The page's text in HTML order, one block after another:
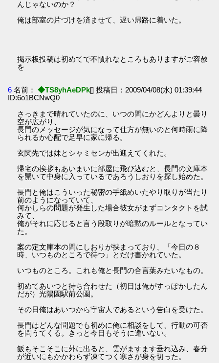
んじゃないのか？
俺は部室の片づけを済ませて、遅い帰路に着いた。
掲示板投稿は初めてで不慣れなところもありますがご容赦
を
6 名前： ◆TS8yhAeDPk[] 投稿日：2009/04/08(水) 01:39:44
ID:6o1BCNwQ0
さっきまで晴れていたのに、いつの間にかどんよりと曇り
空が広がり、
長門のメッセージが気になって仕方が無いのと何時雨に降
られるか心配で足早に家に帰る。
玄関先では妹とシャミセンが出迎えてくれた。
帰宅の挨拶もあいまいに部屋に飛び込むと、長門の文庫本
を開いて中身に入っているであろうしおりを探し始めた。
長門と俺はこういった秘密の手紙めいたやり取りが当たり
前のようになっていて、
何かしらの問題が発生した場合彼女がまずコンタクトを試
みて、
俺がそれに応じると言う段取りが暗黙のルールとなってい
た。
案の定文庫本の間にしおりが挟まっており、「今日の８
時、いつものところで待つ」とだけ書かれていた。
いつものところ。これも俺と長門の合言葉みたいなもの。
初めてあいつと待ち合わせた（初日は俺がすっぽかしたん
だが）光陽園駅前公園。
その日俺はあいつから宇宙人であるという告白を受けた。
長門はどんな問題でも初めに俺に相談をして、行動の可否
を問うてくる。きっと今日もそうに違いない。
飯もそこそこに外に出ると、雲がますます垂れ込み、春分
が近いにもかかわらず凍てつく寒さが身を切った。